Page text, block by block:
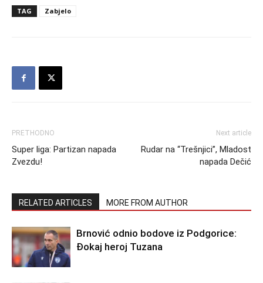
TAG Zabjelo
PRETHODNO
Super liga: Partizan napada
Zvezdu!
Next article
Rudar na “Trešnjici”, Mladost
napada Dečić
RELATED ARTICLES MORE FROM AUTHOR
Brnović odnio bodove iz Podgorice:
Đokaj heroj Tuzana